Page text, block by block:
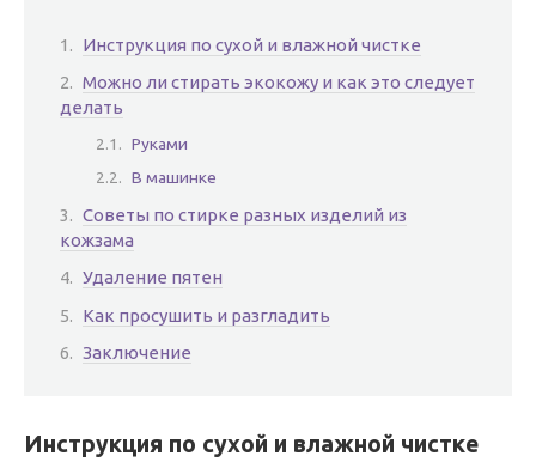
Инструкция по сухой и влажной чистке
Можно ли стирать экокожу и как это следует
делать
Руками
В машинке
Советы по стирке разных изделий из
кожзама
Удаление пятен
Как просушить и разгладить
Заключение
Инструкция по сухой и влажной чистке